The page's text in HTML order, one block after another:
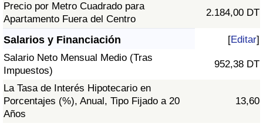
Precio por Metro Cuadrado para
Apartamento Fuera del Centro
2.184,00 DT
Salarios y Financiación [Editar]
Salario Neto Mensual Medio (Tras
Impuestos)
952,38 DT
La Tasa de Interés Hipotecario en
Porcentajes (%), Anual, Tipo Fijado a 20
Años
13,60